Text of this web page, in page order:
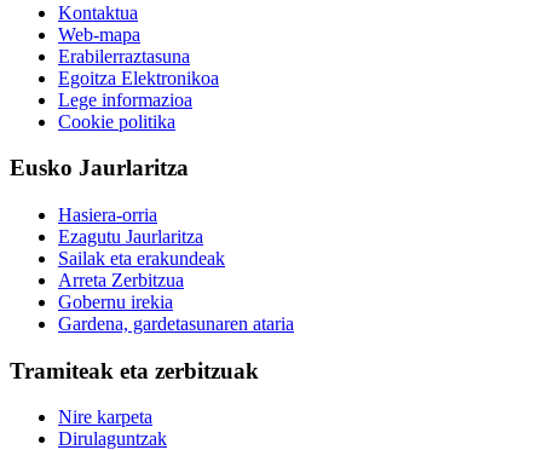
Kontaktua
Web-mapa
Erabilerraztasuna
Egoitza Elektronikoa
Lege informazioa
Cookie politika
Eusko Jaurlaritza
Hasiera-orria
Ezagutu Jaurlaritza
Sailak eta erakundeak
Arreta Zerbitzua
Gobernu irekia
Gardena, gardetasunaren ataria
Tramiteak eta zerbitzuak
Nire karpeta
Dirulaguntzak